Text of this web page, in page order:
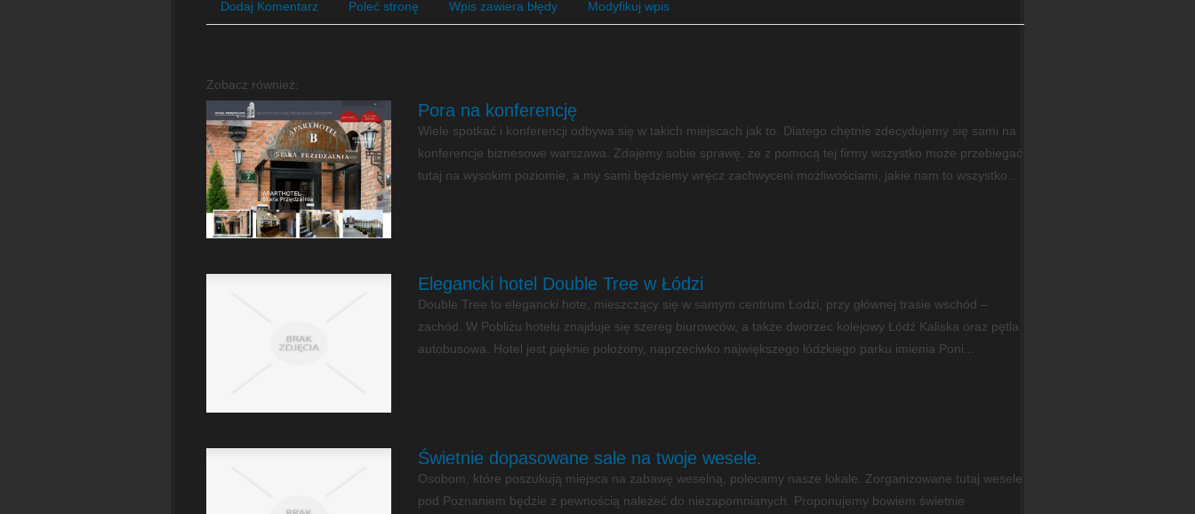
Dodaj Komentarz Poleć stronę Wpis zawiera błędy Modyfikuj wpis
Zobacz również:
Pora na konferencję
Wiele spotkać i konferencji odbywa się w takich miejscach jak to. Dlatego chętnie zdecydujemy się sami na
konferencje biznesowe warszawa. Zdajemy sobie sprawę, że z pomocą tej firmy wszystko może przebiegać
tutaj na wysokim poziomie, a my sami będziemy wręcz zachwyceni możliwościami, jakie nam to wszystko...
Elegancki hotel Double Tree w Łódzi
Double Tree to elegancki hote, mieszczący się w samym centrum Łodzi, przy głównej trasie wschód –
zachód. W Pobliżu hotelu znajduje się szereg biurowców, a także dworzec kolejowy Łódź Kaliska oraz pętla
autobusowa. Hotel jest pięknie położony, naprzeciwko największego łódzkiego parku imienia Poni...
Świetnie dopasowane sale na twoje wesele.
Osobom, które poszukują miejsca na zabawę weselną, polecamy nasze lokale. Zorganizowane tutaj wesele
pod Poznaniem będzie z pewnością należeć do niezapomnianych. Proponujemy bowiem świetnie